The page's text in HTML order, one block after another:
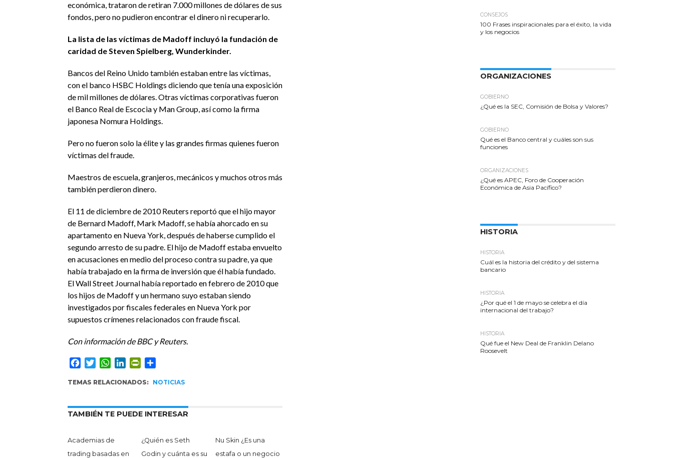
económica, trataron de retiran 7.000 millones de dólares de sus
fondos, pero no pudieron encontrar el dinero ni recuperarlo.
La lista de las víctimas de Madoff incluyó la fundación de
caridad de Steven Spielberg, Wunderkinder.
Bancos del Reino Unido también estaban entre las víctimas,
con el banco HSBC Holdings diciendo que tenía una exposición
de mil millones de dólares. Otras víctimas corporativas fueron
el Banco Real de Escocia y Man Group, así como la firma
japonesa Nomura Holdings.
Pero no fueron solo la élite y las grandes firmas quienes fueron
víctimas del fraude.
Maestros de escuela, granjeros, mecánicos y muchos otros más
también perdieron dinero.
El 11 de diciembre de 2010 Reuters reportó que el hijo mayor
de Bernard Madoff, Mark Madoff, se había ahorcado en su
apartamento en Nueva York, después de haberse cumplido el
segundo arresto de su padre. El hijo de Madoff estaba envuelto
en acusaciones en medio del proceso contra su padre, ya que
había trabajado en la firma de inversión que él había fundado.
El Wall Street Journal había reportado en febrero de 2010 que
los hijos de Madoff y un hermano suyo estaban siendo
investigados por fiscales federales en Nueva York por
supuestos crímenes relacionados con fraude fiscal.
Con información de BBC y Reuters.
Facebook
TwitterWhatsApp
LinkedInPrintFriendly
TEMAS RELACIONADOS: NOTICIAS
TAMBIÉN TE PUEDE INTERESAR
Academias de
trading basadas en
¿Quién es Seth
Godin y cuánta es su
Nu Skin ¿Es una
estafa o un negocio
CONSEJOS
100 Frases inspiracionales para el éxito, la vida
y los negocios
ORGANIZACIONES
GOBIERNO
¿Qué es la SEC, Comisión de Bolsa y Valores?
GOBIERNO
Qué es el Banco central y cuáles son sus
funciones
ORGANIZACIONES
¿Qué es APEC, Foro de Cooperación
Económica de Asia Pacífico?
HISTORIA
HISTORIA
Cuál es la historia del crédito y del sistema
bancario
HISTORIA
¿Por qué el 1 de mayo se celebra el día
internacional del trabajo?
HISTORIA
Qué fue el New Deal de Franklin Delano
Roosevelt